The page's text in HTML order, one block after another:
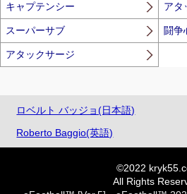
キャプテンシー アタ
スーパーサブ 闘争
アタックサージ
ロベルト バッジョ(日本語)
Roberto Baggio(英語)
©2022
All Rights